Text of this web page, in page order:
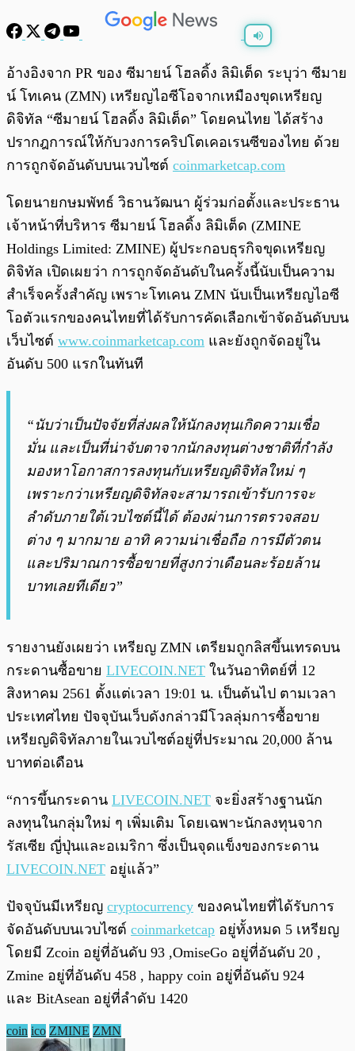
/ 0:00
อ้างอิงจาก PR ของ ซีมายน์ โฮลดิ้ง ลิมิเต็ด ระบุว่า ซีมาย
น์ โทเคน (ZMN) เหรียญไอซีโอจากเหมืองขุดเหรียญ
ดิจิทัล “ซีมายน์ โฮลดิ้ง ลิมิเต็ด” โดยคนไทย ได้สร้าง
ปรากฎการณ์ให้กับวงการคริปโตเคอเรนซีของไทย ด้วย
การถูกจัดอันดับบนเวบไซต์ coinmarketcap.com
โดยนายกษมพัทธ์ วิธานวัฒนา ผู้ร่วมก่อตั้งและประธาน
เจ้าหน้าที่บริหาร ซีมายน์ โฮลดิ้ง ลิมิเต็ด (ZMINE
Holdings Limited: ZMINE) ผู้ประกอบธุรกิจขุดเหรียญ
ดิจิทัล เปิดเผยว่า การถูกจัดอันดับในครั้งนี้นับเป็นความ
สำเร็จครั้งสำคัญ เพราะโทเคน ZMN นับเป็นเหรียญไอซี
โอตัวแรกของคนไทยที่ได้รับการคัดเลือกเข้าจัดอันดับบน
เว็บไซต์ www.coinmarketcap.com และยังถูกจัดอยู่ใน
อันดับ 500 แรกในทันที
“นับว่าเป็นปัจจัยที่ส่งผลให้นักลงทุนเกิดความเชื่อ
มั่น และเป็นที่น่าจับตาจากนักลงทุนต่างชาติที่กำลัง
มองหาโอกาสการลงทุนกับเหรียญดิจิทัลใหม่ ๆ
เพราะกว่าเหรียญดิจิทัลจะสามารถเข้ารับการจะ
ลำดับภายใต้เวบไซต์นี้ได้ ต้องผ่านการตรวจสอบ
ต่าง ๆ มากมาย อาทิ ความน่าเชื่อถือ การมีตัวตน
และปริมาณการซื้อขายที่สูงกว่าเดือนละร้อยล้าน
บาทเลยทีเดียว”
รายงานยังเผยว่า เหรียญ ZMN เตรียมถูกลิสขึ้นเทรดบน
กระดานซื้อขาย LIVECOIN.NET ในวันอาทิตย์ที่ 12
สิงหาคม 2561 ตั้งแต่เวลา 19:01 น. เป็นต้นไป ตามเวลา
ประเทศไทย ปัจจุบันเว็บดังกล่าวมีโวลลุ่มการซื้อขาย
เหรียญดิจิทัลภายในเวบไซต์อยู่ที่ประมาณ 20,000 ล้าน
บาทต่อเดือน
“การขึ้นกระดาน LIVECOIN.NET จะยิ่งสร้างฐานนัก
ลงทุนในกลุ่มใหม่ ๆ เพิ่มเติม โดยเฉพาะนักลงทุนจาก
รัสเซีย ญี่ปุ่นและอเมริกา ซึ่งเป็นจุดแข็งของกระดาน
LIVECOIN.NET อยู่แล้ว”
ปัจจุบันมีเหรียญ cryptocurrency ของคนไทยที่ได้รับการ
จัดอันดับบนเวบไซต์ coinmarketcap อยู่ทั้งหมด 5 เหรียญ
โดยมี Zcoin อยู่ที่อันดับ 93 ,OmiseGo อยู่ที่อันดับ 20 ,
Zmine อยู่ที่อันดับ 458 , happy coin อยู่ที่อันดับ 924
และ BitAsean อยู่ที่ลำดับ 1420
coin ico ZMINE ZMN